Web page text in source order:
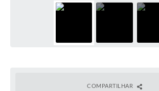
COMPARTILHAR